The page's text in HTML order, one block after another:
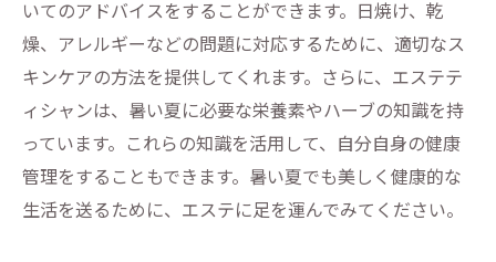
いてのアドバイスをすることができます。日焼け、乾
燥、アレルギーなどの問題に対応するために、適切なス
キンケアの方法を提供してくれます。さらに、エステテ
ィシャンは、暑い夏に必要な栄養素やハーブの知識を持
っています。これらの知識を活用して、自分自身の健康
管理をすることもできます。暑い夏でも美しく健康的な
生活を送るために、エステに足を運んでみてください。